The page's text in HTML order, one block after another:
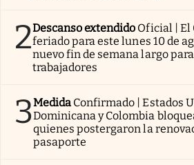
2Descanso extendido Oficial | El
feriado para este lunes 10 de
nuevo fin de semana largo
trabajadores
3Medida Confirmado | Estados
Dominicana y Colombia
quienes postergaron la
pasaporte